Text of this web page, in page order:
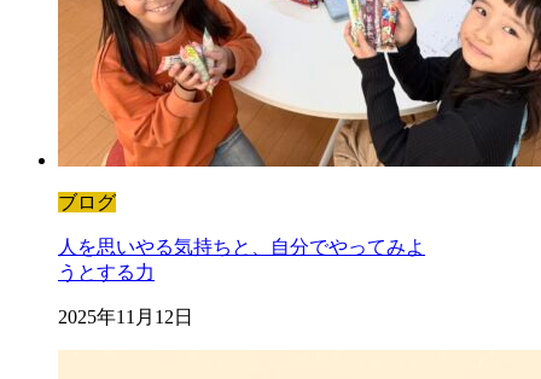
ブログ
人を思いやる気持ちと、自分でやってみよ
うとする力
2025年11月12日